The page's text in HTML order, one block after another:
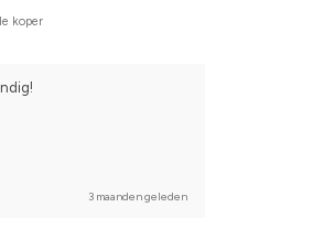
koper
3 maanden geleden